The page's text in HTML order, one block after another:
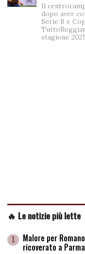
Il
dopo aver
Serie B e
stagione
🔥 Le notizie più lette
1 Malore per
ricoverato a Parma